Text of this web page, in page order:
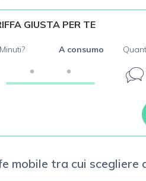
GIUSTA PER TE
A consumo
mobile tra cui scegliere